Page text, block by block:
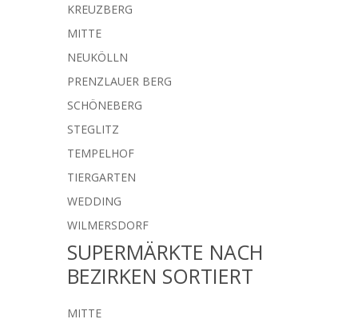
KREUZBERG
MITTE
NEUKÖLLN
PRENZLAUER BERG
SCHÖNEBERG
STEGLITZ
TEMPELHOF
TIERGARTEN
WEDDING
WILMERSDORF
SUPERMÄRKTE NACH
BEZIRKEN SORTIERT
MITTE